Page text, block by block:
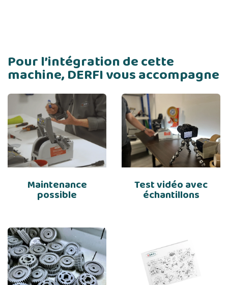
Pour l’intégration de cette
machine, DERFI vous accompagne
Maintenance
possible
Test vidéo avec
échantillons